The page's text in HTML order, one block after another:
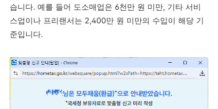
습니다. 예를 들어 도소매업은 6천만 원 미만, 기타 서비
스업이나 프리랜서는 2,400만 원 미만의 수입이 해당 기
준입니다.